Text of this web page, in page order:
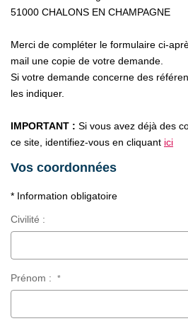
Qui Sommes
CONTACT
51000 CHALONS EN CHAMPAGNE
Merci de compléter le formulaire ci-
mail une copie de votre demande.
Si votre demande concerne des
les indiquer.
IMPORTANT : Si vous avez déjà des
ce site, identifiez-vous en cliquant ici
Vos coordonnées
* Information obligatoire
Civilité :
Prénom : *